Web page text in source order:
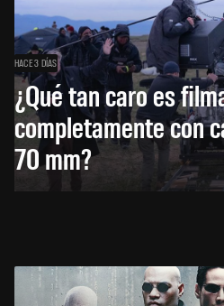
HACE 3 DÍAS
¿Qué tan caro es
completamente con
70 mm?